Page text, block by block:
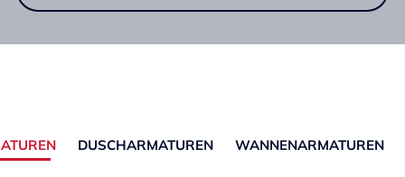
DUSCHARMATUREN WANNENARMATUREN